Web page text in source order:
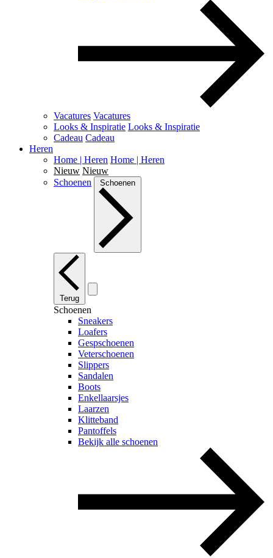
Vacatures Vacatures
Looks & Inspiratie Looks & Inspiratie
Cadeau Cadeau
Heren
Home | Heren Home | Heren
Nieuw Nieuw
Schoenen
Schoenen
Terug
Schoenen
Sneakers
Loafers
Gespschoenen
Veterschoenen
Slippers
Sandalen
Boots
Enkellaarsjes
Laarzen
Klitteband
Pantoffels
Bekijk alle schoenen